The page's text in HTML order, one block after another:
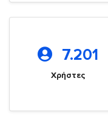
7.201
Χρήστες